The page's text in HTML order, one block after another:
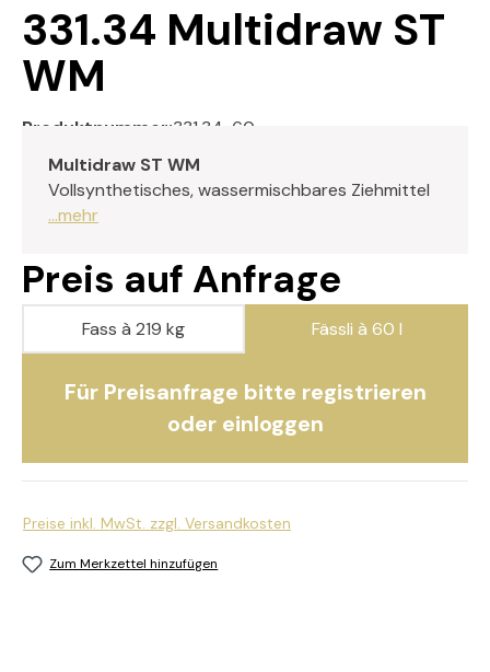
331.34 Multidraw ST
WM
Produktnummer:331.34-60
Multidraw ST WM
Vollsynthetisches, wassermischbares Ziehmittel
...mehr
Preis auf Anfrage
Fass à 219 kg Fässli à 60 l
Für Preisanfrage bitte registrieren
oder einloggen
Preise inkl. MwSt. zzgl. Versandkosten
Zum Merkzettel hinzufügen